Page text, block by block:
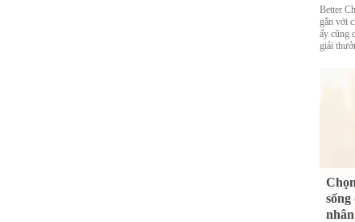
Better
gắn với
ấy cũng
giải